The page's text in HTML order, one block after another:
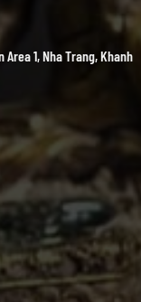
Area 1, Nha Trang, Khanh